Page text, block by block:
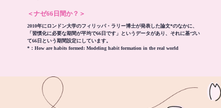
＜ナゼ66日間か？＞
2010年にロンドン大学のフィリッパ・ラリー博士が発表した論文*のなかに、
「習慣化に必要な期間が平均で66日です」というデータがあり、それに基づい
て66日という期間設定にしています。
*： How are habits formed: Modeling habit formation in the real world